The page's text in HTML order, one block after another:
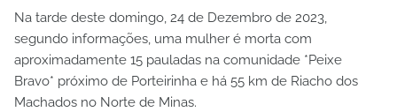
Na tarde deste domingo, 24 de Dezembro de 2023,
segundo informações, uma mulher é morta com
aproximadamente 15 pauladas na comunidade *Peixe
Bravo* próximo de Porteirinha e há 55 km de Riacho dos
Machados no Norte de Minas.